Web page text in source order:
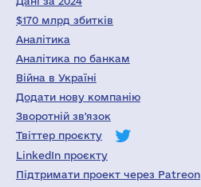
$170 млрд збитків
Аналітика
Аналітика по банкам
Війна в Україні
Додати нову компанію
Зворотній зв'язок
Твіттер проєкту
LinkedIn проєкту
Підтримати проект через Patreon